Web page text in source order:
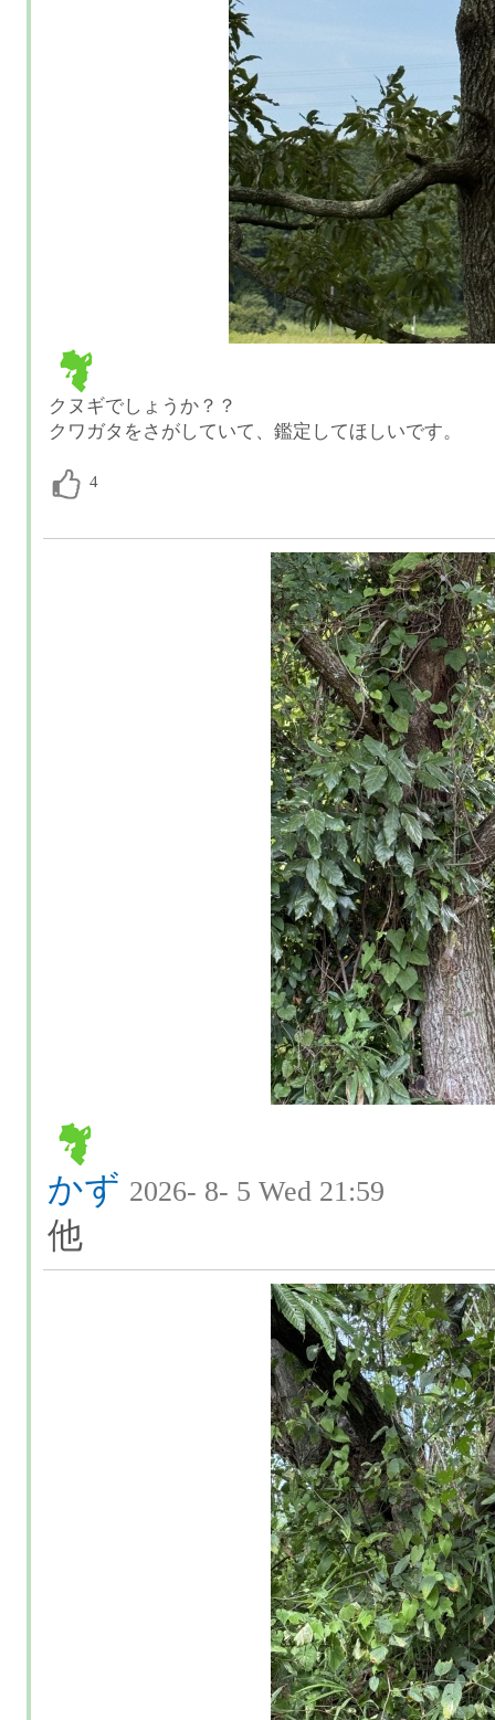
クヌギでしょうか？？
クワガタをさがしていて、鑑定してほしいです。
かず 2026- 8- 5 Wed 21:59
他